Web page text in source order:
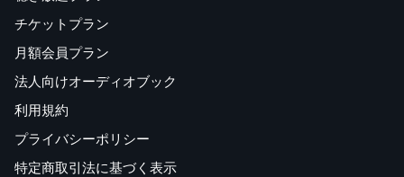
チケットプラン
月額会員プラン
法人向けオーディオブック
利用規約
プライバシーポリシー
特定商取引法に基づく表示